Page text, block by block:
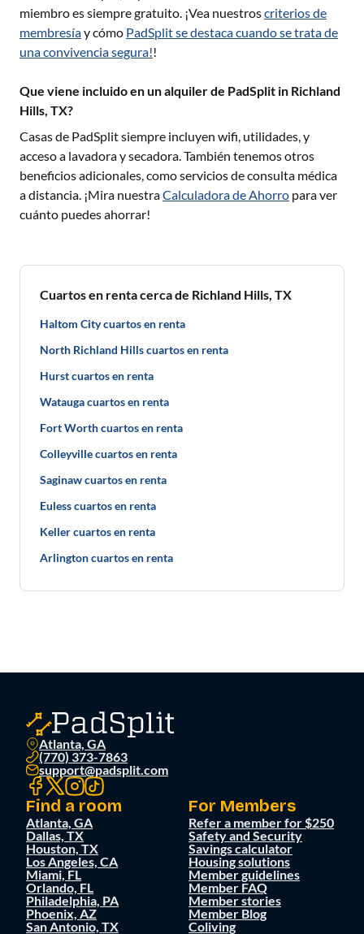
miembro es siempre gratuito. ¡Vea nuestroscriterios de
membresíay cómo PadSplit se destaca cuando se trata de
una convivencia segura!!
Que viene incluido en un alquiler de PadSplit in Richland
Hills, TX?
Casas de PadSplit siempre incluyen wifi, utilidades, y
acceso a lavadora y secadora. También tenemos otros
beneficios adicionales, como servicios de consulta médica
a distancia. ¡Mira nuestraCalculadora de Ahorro para ver
cuánto puedes ahorrar!
Cuartos en renta cerca de Richland Hills, TX
Haltom City cuartos en renta
North Richland Hills cuartos en renta
Hurst cuartos en renta
Watauga cuartos en renta
Fort Worth cuartos en renta
Colleyville cuartos en renta
Saginaw cuartos en renta
Euless cuartos en renta
Keller cuartos en renta
Arlington cuartos en renta
Atlanta, GA
(770) 373-7863
support@padsplit.com
Find a room
Atlanta, GA
Dallas, TX
Houston, TX
Los Angeles, CA
Miami, FL
Orlando, FL
Philadelphia, PA
Phoenix, AZ
San Antonio, TX
For Members
Refer a member for $250
Safety and Security
Savings calculator
Housing solutions
Member guidelines
Member FAQ
Member stories
Member Blog
Coliving